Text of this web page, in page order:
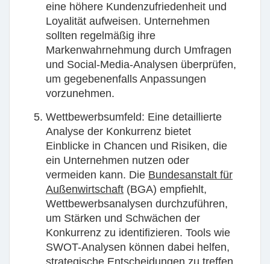
eine höhere Kundenzufriedenheit und
Loyalität aufweisen. Unternehmen
sollten regelmäßig ihre
Markenwahrnehmung durch Umfragen
und Social-Media-Analysen überprüfen,
um gegebenenfalls Anpassungen
vorzunehmen.
Wettbewerbsumfeld: Eine detaillierte
Analyse der Konkurrenz bietet
Einblicke in Chancen und Risiken, die
ein Unternehmen nutzen oder
vermeiden kann. Die Bundesanstalt für
Außenwirtschaft (BGA) empfiehlt,
Wettbewerbsanalysen durchzuführen,
um Stärken und Schwächen der
Konkurrenz zu identifizieren. Tools wie
SWOT-Analysen können dabei helfen,